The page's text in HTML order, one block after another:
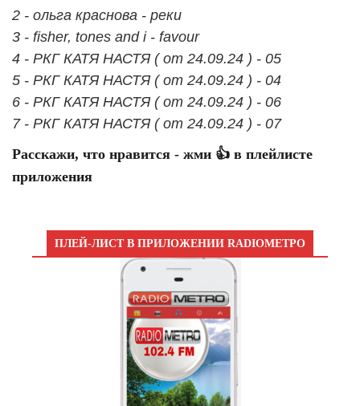
2 - ольга краснова - реки
3 - fisher, tones and i - favour
4 - РКГ КАТЯ НАСТЯ ( от 24.09.24 ) - 05
5 - РКГ КАТЯ НАСТЯ ( от 24.09.24 ) - 04
6 - РКГ КАТЯ НАСТЯ ( от 24.09.24 ) - 06
7 - РКГ КАТЯ НАСТЯ ( от 24.09.24 ) - 07
Расскажи, что нравится - жми 👍 в плейлисте
приложения
ПЛЕЙ-ЛИСТ В ПРИЛОЖЕНИИ RADIOМЕТРО